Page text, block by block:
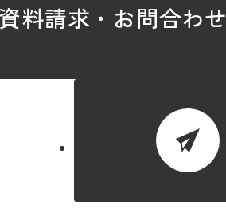
資料請求・お問合わせ